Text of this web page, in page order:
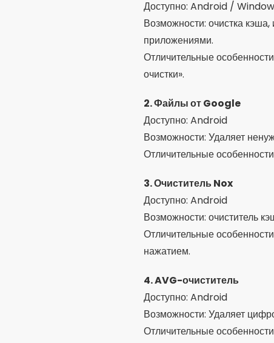
Доступно: Android /
Возможности: очистка
приложениями.
Отличительные
очистки».
2. Файлы от Google
Доступно: Android
Возможности: Удаляет
Отличительные
3. Очиститель Nox
Доступно: Android
Возможности: очиститель
Отличительные
нажатием.
4. AVG-очиститель
Доступно: Android
Возможности: Удаляет
Отличительные